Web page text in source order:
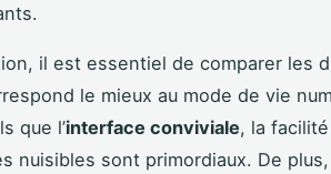
il est essentiel de comparer les
le mieux au mode de vie
que l’interface conviviale, la facilité
nuisibles sont primordiaux. De